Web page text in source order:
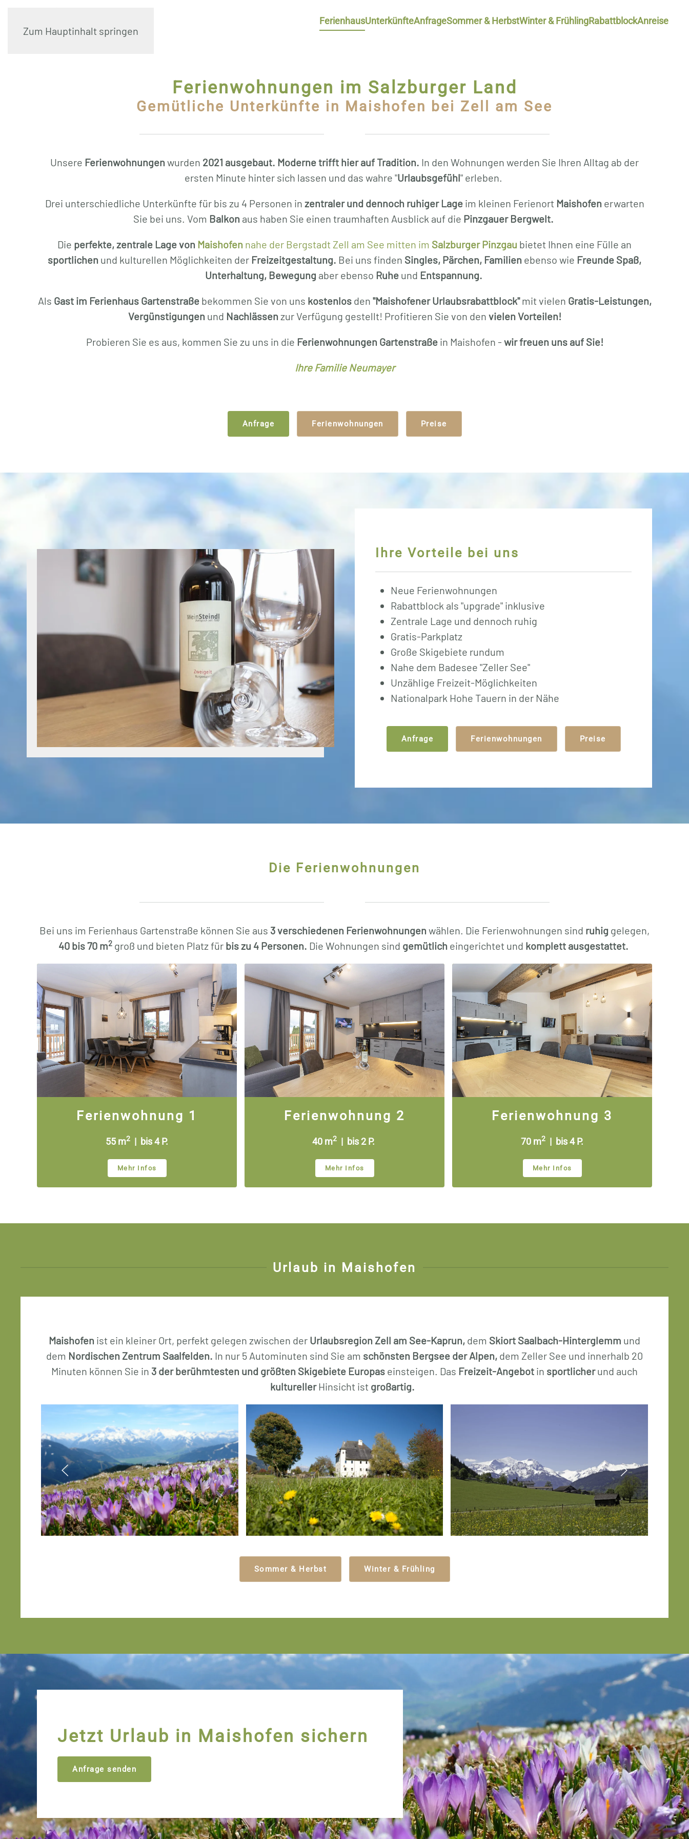
Zum Hauptinhalt springen
FerienhausUnterkünfteAnfrageSommer & HerbstWinter & FrühlingRabattblockAnreise
Ferienwohnungen im Salzburger Land
Gemütliche Unterkünfte in Maishofen bei Zell am See
Unsere Ferienwohnungen wurden 2021 ausgebaut. Moderne trifft hier auf Tradition. In den Wohnungen werden Sie Ihren Alltag ab der
ersten Minute hinter sich lassen und das wahre "Urlaubsgefühl" erleben.
Drei unterschiedliche Unterkünfte für bis zu 4 Personen in zentraler und dennoch ruhiger Lageim kleinen Ferienort Maishofen erwarten
Sie bei uns. Vom Balkon aus haben Sie einen traumhaften Ausblick auf die Pinzgauer Bergwelt.
Die perfekte, zentrale Lage von Maishofen nahe der Bergstadt Zell am See mitten im Salzburger Pinzgau bietet Ihnen eine Fülle an
sportlichen und kulturellen Möglichkeiten der Freizeitgestaltung. Bei uns finden Singles, Pärchen, Familien ebenso wie Freunde Spaß,
Unterhaltung, Bewegung aber ebenso Ruheund Entspannung.
Als Gast im Ferienhaus Gartenstraße bekommen Sie von uns kostenlos den "Maishofener Urlaubsrabattblock"mit vielen Gratis-Leistungen,
Vergünstigungen und Nachlässen zur Verfügung gestellt! Profitieren Sie von den vielen Vorteilen!
Probieren Sie es aus, kommen Sie zu uns in die Ferienwohnungen Gartenstraßein Maishofen - wir freuen uns auf Sie!
Ihre Familie Neumayer
Anfrage Ferienwohnungen Preise
Ihre Vorteile bei uns
Neue Ferienwohnungen
Rabattblock als "upgrade" inklusive
Zentrale Lage und dennoch ruhig
Gratis-Parkplatz
Große Skigebiete rundum
Nahe dem Badesee "Zeller See"
Unzählige Freizeit-Möglichkeiten
Nationalpark Hohe Tauern in der Nähe
Anfrage Ferienwohnungen Preise
Die Ferienwohnungen
Bei uns im Ferienhaus Gartenstraße können Sie aus 3 verschiedenen Ferienwohnungen wählen. Die Ferienwohnungen sind ruhig gelegen,
40 bis 70 m2 groß und bieten Platz für bis zu 4 Personen. Die Wohnungen sind gemütlich eingerichtet und komplett ausgestattet.
Ferienwohnung 1
55 m2 | bis 4 P.
Mehr Infos
Ferienwohnung 2
40 m2 | bis 2 P.
Mehr Infos
Ferienwohnung 3
70 m2 | bis 4 P.
Mehr Infos
Urlaub in Maishofen
Maishofen ist ein kleiner Ort, perfekt gelegen zwischen der Urlaubsregion Zell am See-Kaprun, dem Skiort Saalbach-Hinterglemm und
dem Nordischen Zentrum Saalfelden. In nur 5 Autominuten sind Sie am schönsten Bergsee der Alpen, dem Zeller See und innerhalb 20
Minuten können Sie in 3 der berühmtesten und größten Skigebiete Europas einsteigen. Das Freizeit-Angebot in sportlicherund auch
kulturellerHinsicht ist großartig.
Sommer & Herbst Winter & Frühling
Jetzt Urlaub in Maishofen sichern
Anfrage senden